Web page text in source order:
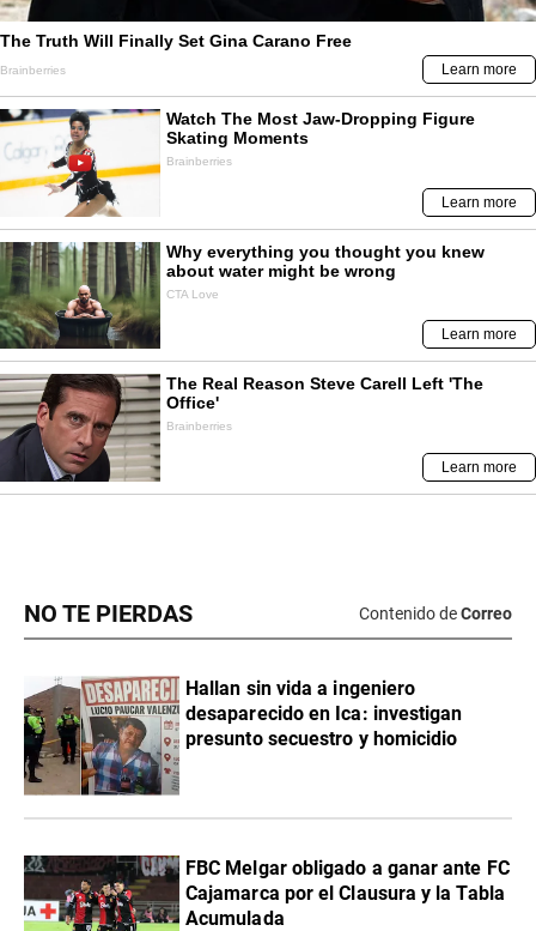
NO TE PIERDAS Contenido deCorreo
Hallan sin vida a ingeniero
desaparecido en Ica: investigan
presunto secuestro y homicidio
FBC Melgar obligado a ganar ante FC
Cajamarca por el Clausura y la Tabla
Acumulada